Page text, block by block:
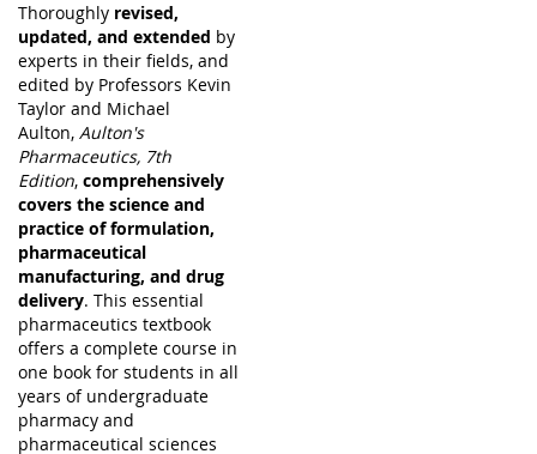
Thoroughly revised,
updated, and extended by
experts in their fields, and
edited by Professors Kevin
Taylor and Michael
Aulton, Aulton's
Pharmaceutics, 7th
Edition, comprehensively
covers the science and
practice of formulation,
pharmaceutical
manufacturing, and drug
delivery. This essential
pharmaceutics textbook
offers a complete course in
one book for students in all
years of undergraduate
pharmacy and
pharmaceutical sciences